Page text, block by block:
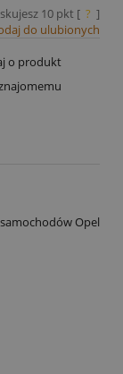
10pkt [ ? ]
do ulubionych
o produkt
Opel